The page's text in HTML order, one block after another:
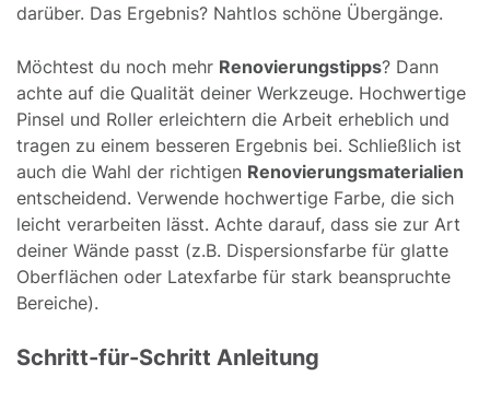
darüber. Das Ergebnis? Nahtlos schöne Übergänge.
Möchtest du noch mehr Renovierungstipps? Dann
achte auf die Qualität deiner Werkzeuge. Hochwertige
Pinsel und Roller erleichtern die Arbeit erheblich und
tragen zu einem besseren Ergebnis bei. Schließlich ist
auch die Wahl der richtigen Renovierungsmaterialien
entscheidend. Verwende hochwertige Farbe, die sich
leicht verarbeiten lässt. Achte darauf, dass sie zur Art
deiner Wände passt (z.B. Dispersionsfarbe für glatte
Oberflächen oder Latexfarbe für stark beanspruchte
Bereiche).
Schritt-für-Schritt Anleitung